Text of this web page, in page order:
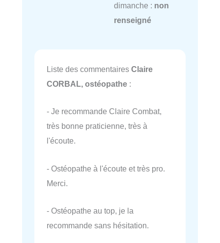
dimanche : non
renseigné
Liste des commentaires Claire
CORBAL, ostéopathe :
- Je recommande Claire Combat,
très bonne praticienne, très à
l'écoute.
- Ostéopathe à l'écoute et très pro.
Merci.
- Ostéopathe au top, je la
recommande sans hésitation.